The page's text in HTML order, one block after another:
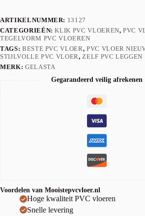
ARTIKELNUMMER: 13127
CATEGORIEËN:KLIK PVC VLOEREN,PVC
TEGELVORM PVC VLOEREN
TAGS: BESTE PVC VLOER, PVC VLOER
STIJLVOLLE PVC VLOER,ZELF PVC LEGGEN
MERK: GELASTA
Gegarandeerd veilig afrekenen
Voordelen van Mooistepvcvloer.nl
Hoge kwaliteit PVC vloeren
Snelle levering